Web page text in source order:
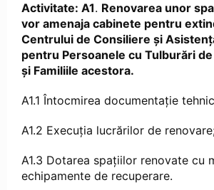
Activitate: A1. Renovarea unor
vor amenaja cabinete pentru
Centrului de Consiliere și
pentru Persoanele cu Tulburări
și Familiile acestora.
A1.1 Întocmirea documentație
A1.2 Execuția lucrărilor de
A1.3 Dotarea spațiilor renovate cu
echipamente de recuperare.